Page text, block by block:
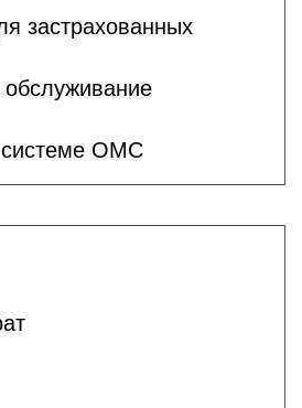
застрахованных
ОМС